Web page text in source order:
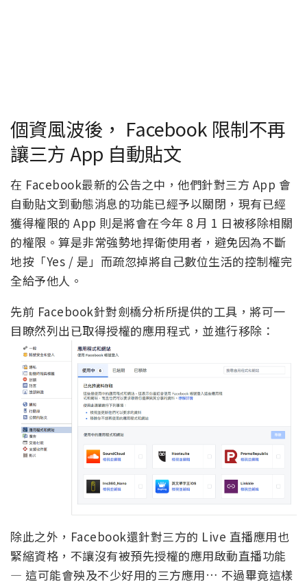
個資風波後， Facebook 限制不再
讓三方 App 自動貼文
在 Facebook最新的公告之中，他們針對三方 App 會
自動貼文到動態消息的功能已經予以關閉，現有已經
獲得權限的 App 則是將會在今年 8 月 1 日被移除相關
的權限。算是非常強勢地捍衛使用者，避免因為不斷
地按「Yes / 是」而疏忽掉將自己數位生活的控制權完
全給予他人。
先前 Facebook針對劍橋分析所提供的工具，將可一
目瞭然列出已取得授權的應用程式，並進行移除：
除此之外，Facebook還針對三方的 Live 直播應用也
緊縮資格，不讓沒有被預先授權的應用啟動直播功能
— 這可能會殃及不少好用的三方應用… 不過畢竟這樣